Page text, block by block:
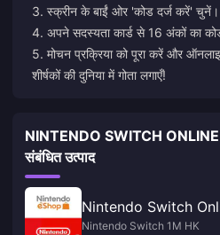
3. स्क्रीन के बाईं ओर 'कोड दर्ज करें' चुनें।
4. अपने सदस्यता कार्ड से 16 अंकों का
5. मोचन प्रक्रिया को पूरा करें और
शीर्षकों की दुनिया में गोता लगाएँ!
NINTENDO SWITCH
संबंधित उत्पाद
Nintendo Switch
Nintendo Switch 1M HK